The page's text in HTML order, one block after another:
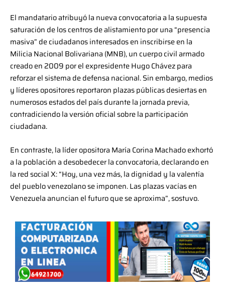
El mandatario atribuyó la nueva convocatoria a la supuesta
saturación de los centros de alistamiento por una “presencia
masiva” de ciudadanos interesados en inscribirse en la
Milicia Nacional Bolivariana (MNB), un cuerpo civil armado
creado en 2009 por el expresidente Hugo Chávez para
reforzar el sistema de defensa nacional. Sin embargo, medios
y líderes opositores reportaron plazas públicas desiertas en
numerosos estados del país durante la jornada previa,
contradiciendo la versión oficial sobre la participación
ciudadana.
En contraste, la líder opositora María Corina Machado exhortó
a la población a desobedecer la convocatoria, declarando en
la red social X: “Hoy, una vez más, la dignidad y la valentía
del pueblo venezolano se imponen. Las plazas vacías en
Venezuela anuncian el futuro que se aproxima”, sostuvo.